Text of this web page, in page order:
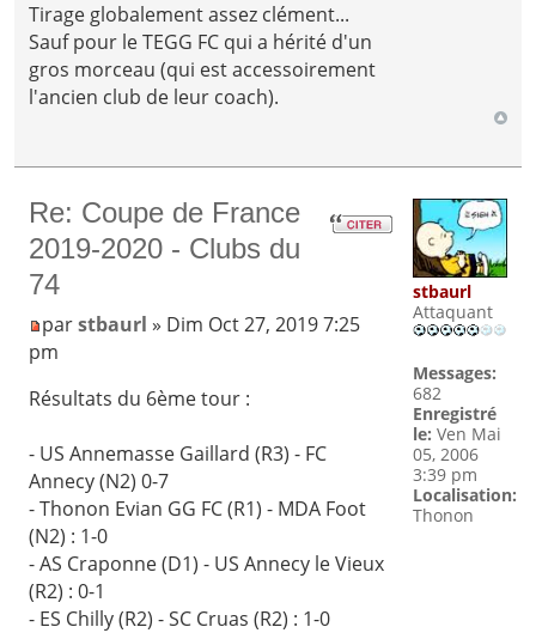
Tirage globalement assez clément...
Sauf pour le TEGG FC qui a hérité d'un
gros morceau (qui est accessoirement
l'ancien club de leur coach).
Re: Coupe de France
2019-2020 - Clubs du
74
parstbaurl » Dim Oct 27, 2019 7:25
pm
Résultats du 6ème tour :
- US Annemasse Gaillard (R3) - FC
Annecy (N2) 0-7
- Thonon Evian GG FC (R1) - MDA Foot
(N2) : 1-0
- AS Craponne (D1) - US Annecy le Vieux
(R2) : 0-1
- ES Chilly (R2) - SC Cruas (R2) : 1-0
stbaurl
Attaquant
Messages:
682
Enregistré
le: Ven Mai
05, 2006
3:39 pm
Localisation:
Thonon